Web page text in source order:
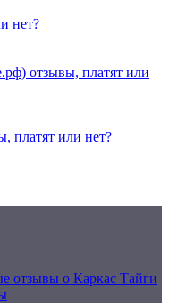
нет?
отзывы, платят или
платят или нет?
отзывы о Каркас Тайги